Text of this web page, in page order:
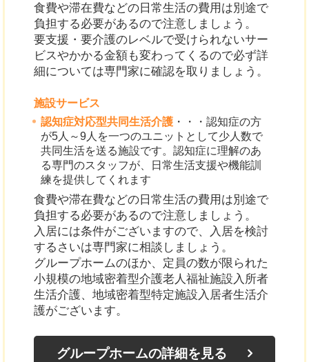
食費や滞在費などの日常生活の費用は別途で
負担する必要があるので注意しましょう。
要支援・要介護のレベルで受けられないサー
ビスやかかる金額も変わってくるので必ず詳
細については専門家に確認を取りましょう。
施設サービス
認知症対応型共同生活介護 ・・・認知症の方
が5人～9人を一つのユニットとして少人数で
共同生活を送る施設です。認知症に理解のあ
る専門のスタッフが、日常生活支援や機能訓
練を提供してくれます
食費や滞在費などの日常生活の費用は別途で
負担する必要があるので注意しましょう。
入居には条件がございますので、入居を検討
するさいは専門家に相談しましょう。
グループホームのほか、定員の数が限られた
小規模の地域密着型介護老人福祉施設入所者
生活介護、地域密着型特定施設入居者生活介
護がございます。
グループホームの詳細を見る